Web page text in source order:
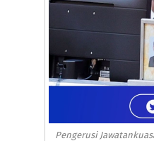
Pengerusi